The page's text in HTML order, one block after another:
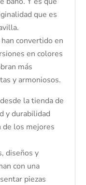
que es
convertido en
en colores
más
y armoniosos.
la tienda de
y durabilidad
de los mejores
diseños y
con una
piezas